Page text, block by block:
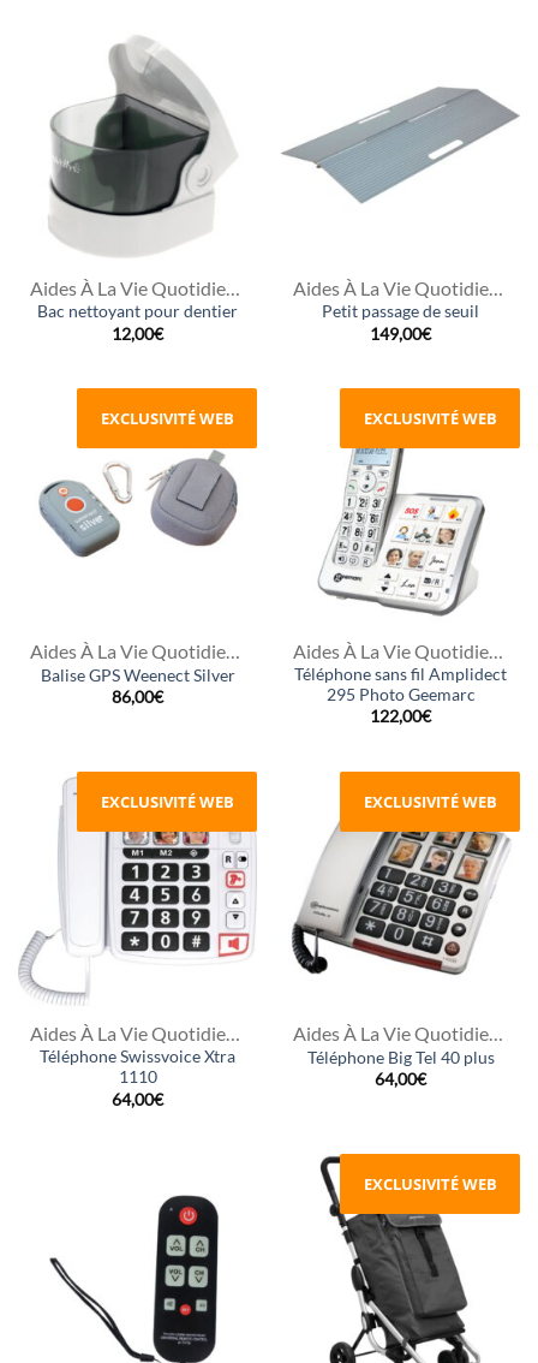
Aides À La Vie Quotidienne
Bac nettoyant pour dentier
12,00€
Aides À La Vie Quotidienne
Petit passage de seuil
149,00€
EXCLUSIVITÉ WEB
Aides À La Vie Quotidienne
Balise GPS Weenect Silver
86,00€
EXCLUSIVITÉ WEB
Aides À La Vie Quotidienne
Téléphone sans fil Amplidect
295 Photo Geemarc
122,00€
EXCLUSIVITÉ WEB
Aides À La Vie Quotidienne
Téléphone Swissvoice Xtra
1110
64,00€
EXCLUSIVITÉ WEB
Aides À La Vie Quotidienne
Téléphone Big Tel 40 plus
64,00€
EXCLUSIVITÉ WEB